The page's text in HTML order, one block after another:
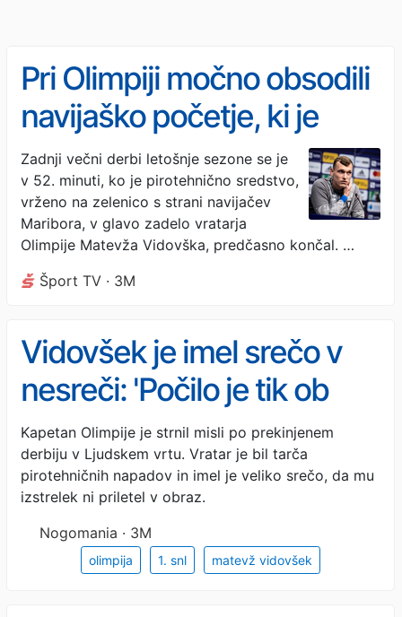
Pri Olimpiji močno obsodili
navijaško početje, ki je
predčasno prekinilo večni
derbi: “To je popolnoma
neprimerno!”
Zadnji večni derbi letošnje sezone se je
v 52. minuti, ko je pirotehnično sredstvo,
vrženo na zelenico s strani navijačev
Maribora, v glavo zadelo vratarja
Olimpije Matevža Vidovška, predčasno končal. …
Šport TV · 3M
Vidovšek je imel srečo v
nesreči: 'Počilo je tik ob
meni, lahko bi mi priletelo v
oko! Nevarno in
neprimerno'
Kapetan Olimpije je strnil misli po prekinjenem
derbiju v Ljudskem vrtu. Vratar je bil tarča
pirotehničnih napadov in imel je veliko srečo, da mu
izstrelek ni priletel v obraz.
Nogomania · 3M
olimpija 1. snl matevž vidovšek